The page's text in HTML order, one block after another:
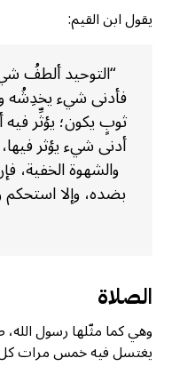
يقول ابن القيم:
“التوحيد ألطفُ
فأدنى شيء يخدِشُه
ثوبٍ يكون؛ يؤثِّر فيه
أدنى شيء يؤثر
والشهوة الخفية،
بضده، وإلا
الصلاة
وهي كما مثّلها رسول
يغتسل فيه خمس مرات كل